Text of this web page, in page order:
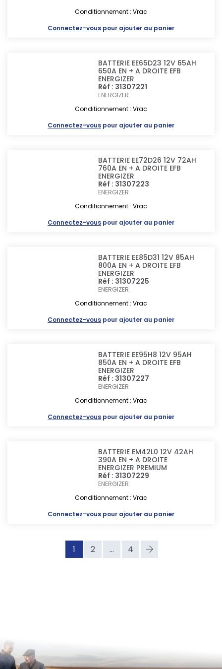
Conditionnement : Vrac
Connectez-vous pour ajouter au panier
BATTERIE EE65D23 12V 65AH
650A EN + A DROITE EFB
ENERGIZER
Réf : 31307221
ENERGIZER
Conditionnement : Vrac
Connectez-vous pour ajouter au panier
BATTERIE EE72D26 12V 72AH
760A EN + A DROITE EFB
ENERGIZER
Réf : 31307223
ENERGIZER
Conditionnement : Vrac
Connectez-vous pour ajouter au panier
BATTERIE EE85D31 12V 85AH
800A EN + A DROITE EFB
ENERGIZER
Réf : 31307225
ENERGIZER
Conditionnement : Vrac
Connectez-vous pour ajouter au panier
BATTERIE EE95H8 12V 95AH
850A EN + A DROITE EFB
ENERGIZER
Réf : 31307227
ENERGIZER
Conditionnement : Vrac
Connectez-vous pour ajouter au panier
BATTERIE EM42L0 12V 42AH
390A EN + A DROITE
ENERGIZER PREMIUM
Réf : 31307229
ENERGIZER
Conditionnement : Vrac
Connectez-vous pour ajouter au panier
1 2 ... 4